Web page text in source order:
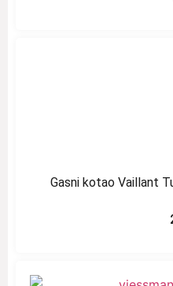
Gasni kotao Vaillant